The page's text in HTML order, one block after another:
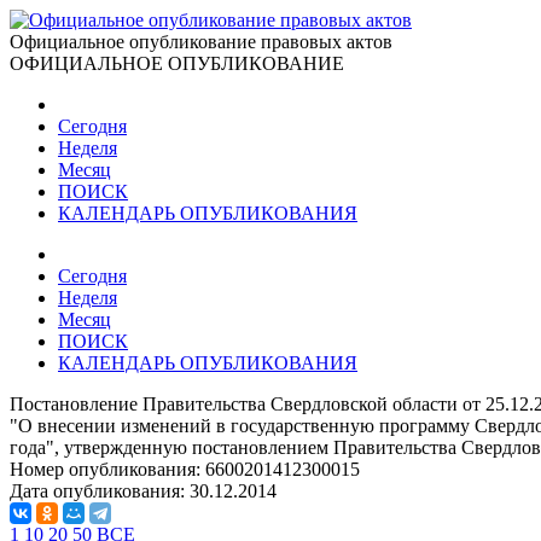
Официальное опубликование правовых актов
ОФИЦИАЛЬНОЕ ОПУБЛИКОВАНИЕ
Сегодня
Неделя
Месяц
ПОИСК
КАЛЕНДАРЬ ОПУБЛИКОВАНИЯ
Сегодня
Неделя
Месяц
ПОИСК
КАЛЕНДАРЬ ОПУБЛИКОВАНИЯ
Постановление Правительства Свердловской области от
"О внесении изменений в государственную программу
года", утвержденную постановлением Правительства
Номер опубликования: 6600201412300015
Дата опубликования: 30.12.2014
1 10 20 50 ВСЕ